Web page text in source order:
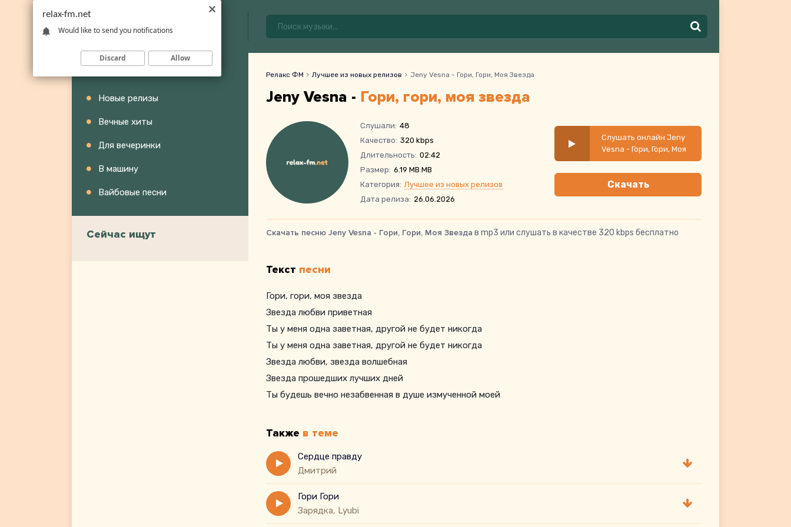
Новые релизы
Вечные хиты
Для вечеринки
В машину
Вайбовые песни
Сейчас ищут
Релакс ФМ Лучшее из новых релизов Jeny Vesna - Гори, Гори, Моя Звезда
Jeny Vesna - Гори, гори, моя звезда
Слушали: 48
Качество: 320 kbps
Длительность: 02:42
Размер: 6.19 MB MB
Категория: Лучшее из новых релизов
Дата релиза: 26.06.2026
Слушать онлайн Jeny
Vesna - Гори, Гори, Моя
Звезда
Скачать
Скачать песню Jeny Vesna - Гори, Гори, Моя Звезда в mp3 или слушать в качестве 320 kbps бесплатно
Текст песни
Гори, гори, моя звезда
Звезда любви приветная
Ты у меня одна заветная, другой не будет никогда
Ты у меня одна заветная, другой не будет никогда
Звезда любви, звезда волшебная
Звезда прошедших лучших дней
Ты будешь вечно незабвенная в душе измученной моей
Также в теме
Сердце правду
Дмитрий
Гори Гори
Зарядка, Lyubi
relax-fm.net
Would like to send you notifications
Discard Allow